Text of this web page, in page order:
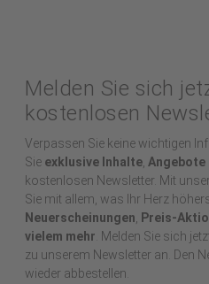
Melden Sie sich
kostenlosen
Verpassen Sie keine wichtigen
Sie exklusive Inhalte Angebote
kostenlosen Newsletter. Mit
Sie mit allem, was Ihr Herz
Neuerscheinungen
Preis-
vielem mehr . Melden Sie sich
zu unserem Newsletter an. Den
wieder abbestellen.